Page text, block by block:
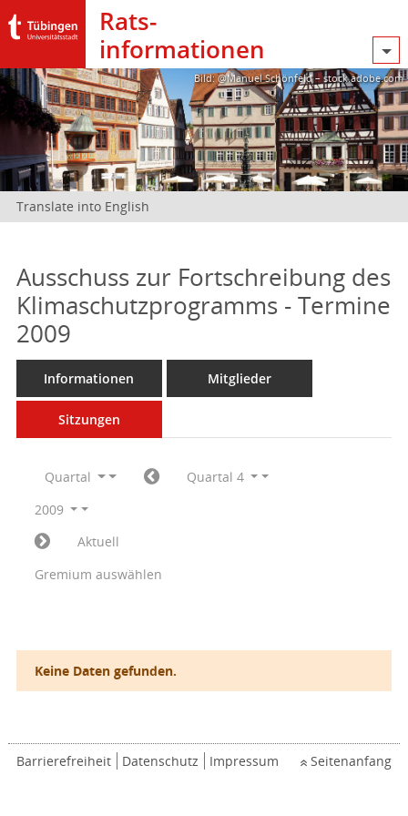
Rats­
informationen
Bild: @Manuel Schönfeld – stock.adobe.com
Translate into English
Ausschuss zur Fortschreibung des
Klimaschutzprogramms - Termine
2009
Informationen Mitglieder
Sitzungen
Quartal
Quartal 4
2009
Aktuell
Gremium auswählen
Keine Daten gefunden.
Barrierefreiheit Datenschutz Impressum Seitenanfang